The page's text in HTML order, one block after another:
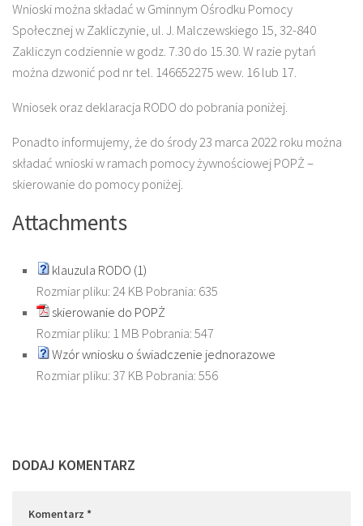
Wnioski można składać w Gminnym Ośrodku Pomocy
Społecznej w Zakliczynie, ul. J. Malczewskiego 15, 32-840
Zakliczyn codziennie w godz. 7.30 do 15.30. W razie pytań
można dzwonić pod nr tel. 146652275 wew. 16 lub 17.
Wniosek oraz deklaracja RODO do pobrania poniżej.
Ponadto informujemy, że do środy 23 marca 2022 roku można
składać wnioski w ramach pomocy żywnościowej POPŻ –
skierowanie do pomocy poniżej.
Attachments
klauzula RODO (1)
Rozmiar pliku:24 KB Pobrania: 635
skierowanie do POPŻ
Rozmiar pliku: 1 MB Pobrania:547
Wzór wniosku o świadczenie jednorazowe
Rozmiar pliku: 37 KB Pobrania:556
DODAJ KOMENTARZ
Komentarz *